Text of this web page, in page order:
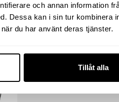
och annan information
Dessa kan i sin tur kombinera
du har använt deras tjänster.
Tillåt alla
Köp